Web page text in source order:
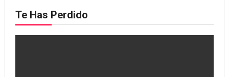
Te Has Perdido